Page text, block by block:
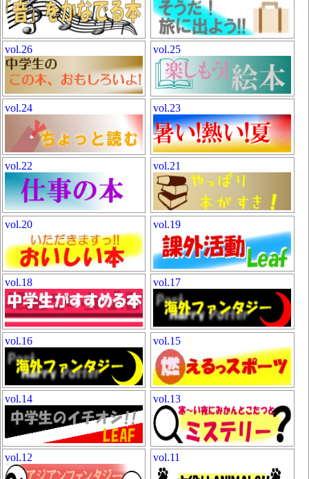
vol.26 vol.25
vol.24 vol.23
vol.22 vol.21
vol.20 vol.19
vol.18 vol.17
vol.16 vol.15
vol.14 vol.13
vol.12 vol.11